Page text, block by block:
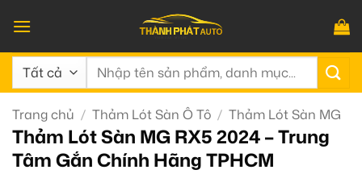
qua
nội
dung
Tìm
Trang chủ / Thảm Lót Sàn Ô Tô / Thảm Lót Sàn MG
Thảm Lót Sàn MG RX5 2024 – Trung
Tâm Gắn Chính Hãng TPHCM